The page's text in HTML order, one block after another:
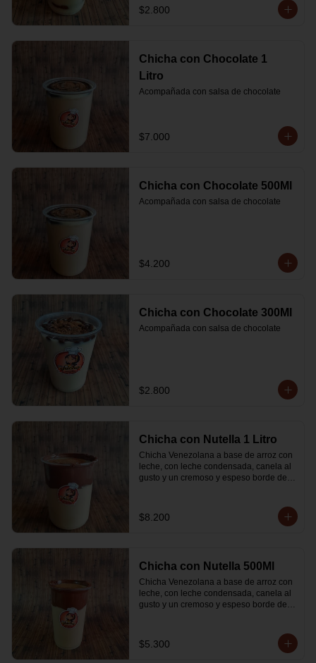
$2.800
Chicha con Chocolate 1
Litro
Acompañada con salsa de chocolate
$7.000
Chicha con Chocolate 500Ml
Acompañada con salsa de chocolate
$4.200
Chicha con Chocolate 300Ml
Acompañada con salsa de chocolate
$2.800
Chicha con Nutella 1 Litro
Chicha Venezolana a base de arroz con
leche, con leche condensada, canela al
gusto y un cremoso y espeso borde de
$8.200
Chicha con Nutella 500Ml
Chicha Venezolana a base de arroz con
leche, con leche condensada, canela al
gusto y un cremoso y espeso borde de
$5.300